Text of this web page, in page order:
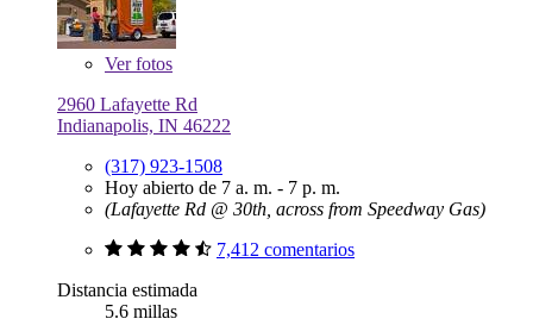
Verfotos
2960 Lafayette Rd
Indianapolis, IN 46222
(317) 923-1508
Hoy abierto de 7 a. m. - 7 p. m.
(Lafayette Rd @ 30th, across from Speedway Gas)
7,412 comentarios
Distancia estimada
5.6 millas